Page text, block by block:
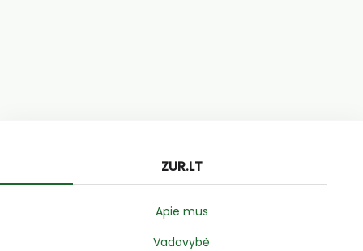
ZUR.LT
Apie mus
Vadovybė